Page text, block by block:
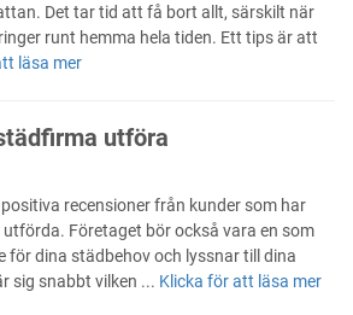
Det tar tid att få bort allt, särskilt när
runt hemma hela tiden. Ett tips är att
läsa mer
utföra
recensioner från kunder som har
Företaget bör också vara en som
för dina städbehov och lyssnar till dina
sig snabbt vilken ... Klicka för att läsa mer